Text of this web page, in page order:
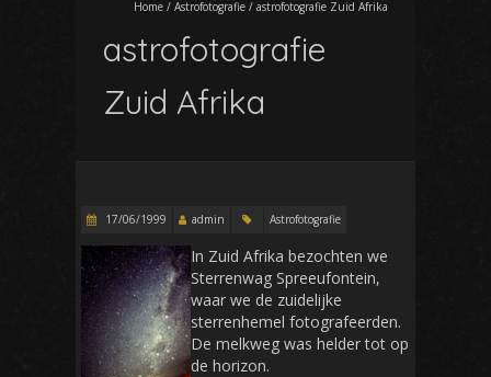
Home / Astrofotografie / astrofotografie Zuid Afrika
astrofotografie
Zuid Afrika
17/06/1999 admin Astrofotografie
In Zuid Afrika bezochten we
Sterrenwag Spreeufontein,
waar we de zuidelijke
sterrenhemel fotografeerden.
De melkweg was helder tot op
de horizon.